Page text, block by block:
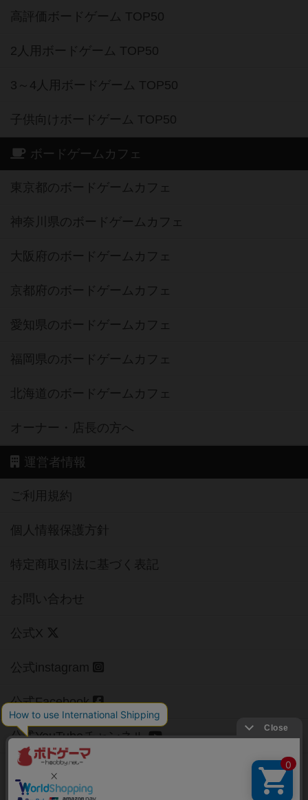
高評価ボードゲーム TOP50
2人用ボードゲーム TOP50
3～4人用ボードゲーム TOP50
子供向けボードゲーム TOP50
ボードゲームカフェ
東京都のボードゲームカフェ
神奈川県のボードゲームカフェ
大阪府のボードゲームカフェ
京都府のボードゲームカフェ
愛知県のボードゲームカフェ
福岡県のボードゲームカフェ
北海道のボードゲームカフェ
オーナー・店長の方へ
運営者情報
ご利用規約
個人情報保護方針
特定商取引法に基づく表記
お問い合わせ
公式X
公式instagram
公式Facebook
公式YouTubeチャンネル